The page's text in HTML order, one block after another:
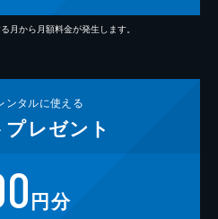
月から月額料金が発生します。
ンタルに使える
プレゼント
円分